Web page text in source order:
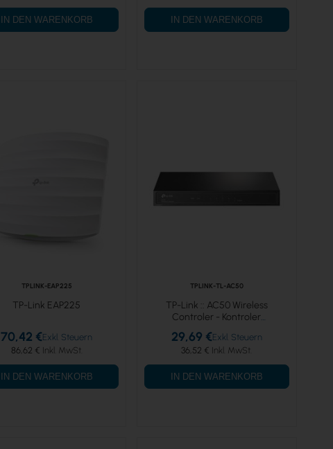
IN DEN WARENKORB IN DEN WARENKORB
TPLINK-EAP225
TP-Link EAP225
86,62 €
70,42 €
IN DEN WARENKORB
TPLINK-TL-AC50
TP-Link :: AC50 Wireless
Controler - Kontroler
36,52 €
29,69 €
IN DEN WARENKORB